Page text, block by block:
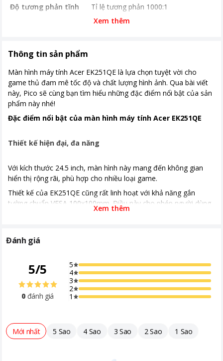
Độ tương phản tĩnh
Tỉ lệ tương phản 1000:1
Viewing Angle: 178°(H), 178°(V)
Khoảng giá
Xem thêm
Thông tin sản phẩm
Màn hình máy tính Acer EK251QE là lựa chọn tuyệt vời cho
game thủ đam mê tốc độ và chất lượng hình ảnh. Qua bài viết
này, Pico sẽ cùng bạn tìm hiểu những đặc điểm nổi bật của sản
phẩm này nhé!
Đặc điểm nổi bật của màn hình máy tính Acer EK251QE
Thiết kế hiện đại, đa năng
Với kích thước 24.5 inch, màn hình này mang đến không gian
hiển thị rộng rãi, phù hợp cho nhiều loại game.
Thiết kế của EK251QE cũng rất linh hoạt với khả năng gắn
tường chuẩn VESA 100x100mm. Điều này cho phép người dùng
tối ưu không gian làm việc hoặc chơi game của mình. Màn hình
Xem thêm
Đánh giá
5/5
0 đánh giá
5
4
3
2
1
Mới nhất 5 Sao 4 Sao 3 Sao 2 Sao 1 Sao